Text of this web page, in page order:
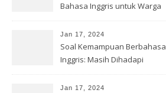
Bahasa Inggris untuk Warga
Jan 17, 2024
Soal Kemampuan Berbahasa
Inggris: Masih Dihadapi
Jan 17, 2024